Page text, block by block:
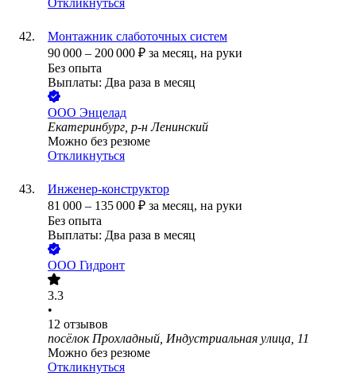
Откликнуться
Монтажник слаботочных систем
90 000 – 200 000 ₽ за месяц, на руки
Без опыта
Выплаты: Два раза в месяц
ООО Энцелад
Екатеринбург, р-н Ленинский
Можно без резюме
Откликнуться
Инженер-конструктор
81 000 – 135 000 ₽ за месяц, на руки
Без опыта
Выплаты: Два раза в месяц
ООО Гидронт
3.3
•
12 отзывов
посёлок Прохладный, Индустриальная улица, 11
Можно без резюме
Откликнуться